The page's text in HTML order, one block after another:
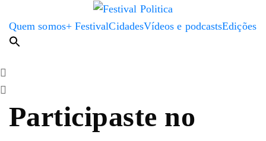
Quem somos+ FestivalCidadesVídeos e podcastsEdições
Participaste no